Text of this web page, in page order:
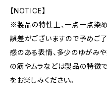
【NOTICE】
※製品の特性上、一点一点染
誤差がございますので予めご了
感のある表情、多少のゆがみ
の筋やムラなどは製品の特徴
をお楽しみください。